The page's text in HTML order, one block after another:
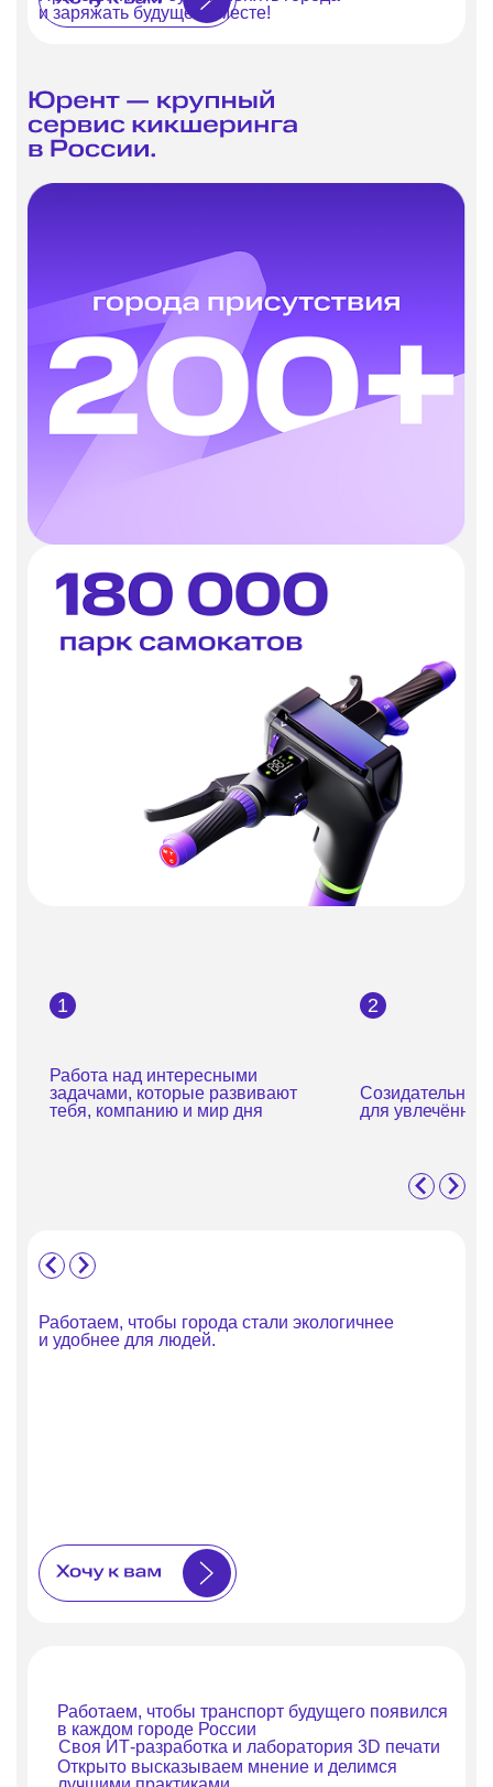
и заряжать будущее вместе!
1
Работа над интересными
задачами, которые развивают
тебя, компанию и мир дня
2
Созидательная
для
Работаем, чтобы города стали экологичнее
и удобнее для людей.
Работаем, чтобы транспорт будущего появился
в каждом городе России
Своя ИТ-разработка и лаборатория 3D печати
Открыто высказываем мнение и делимся